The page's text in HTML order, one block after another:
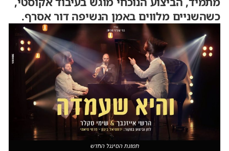
כשהשניים מלווים באמן הנשיפה דור אסרף.
תמונת הסינגל החדש